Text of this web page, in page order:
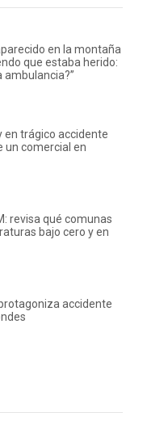
en la montaña
que estaba herido:
ambulancia?”
en trágico accidente
un comercial en
revisa qué comunas
bajo cero y en
accidente